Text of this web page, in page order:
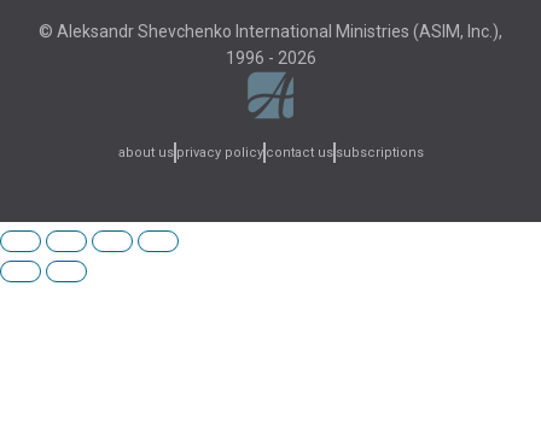
© Aleksandr Shevchenko International Ministries (ASIM, Inc.),
1996 - 2026
about us privacy policy contact us subscriptions